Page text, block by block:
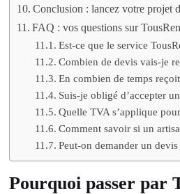
Conclusion : lancez votre projet
FAQ : vos questions sur
Est-ce que le service
Combien de devis vais-je
En combien de temps
Suis-je obligé d’accepter
Quelle TVA s’applique
Comment savoir si un
Peut-on demander un
Pourquoi passer par